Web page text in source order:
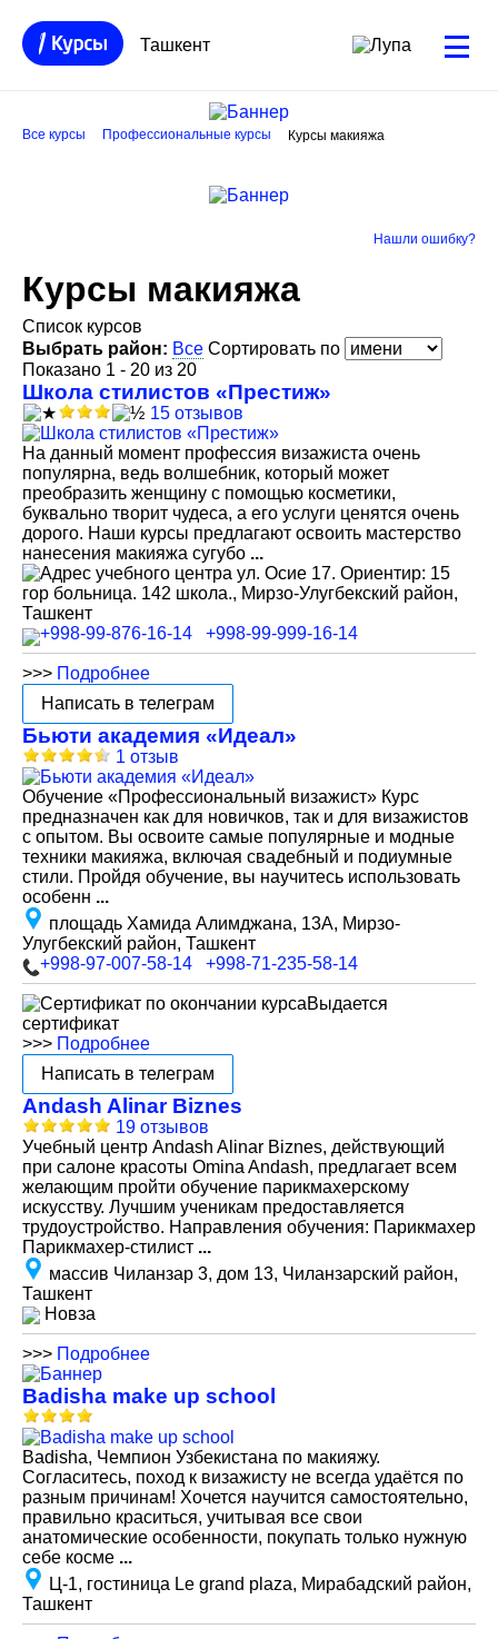
Ташкент
Все курсы Профессиональные курсы Курсы макияжа
Нашли ошибку?
Курсы макияжа
Список курсов
Выбрать район: Все Сортировать по
Показано 1 - 20 из 20
Школа стилистов «Престиж»
15 отзывов
На данный момент профессия визажиста очень
популярна, ведь волшебник, который может
преобразить женщину с помощью косметики,
буквально творит чудеса, а его услуги ценятся очень
дорого. Наши курсы предлагают освоить мастерство
нанесения макияжа сугубо ...
ул. Осие 17. Ориентир: 15
гор больница. 142 школа., Мирзо-Улугбекский район,
Ташкент
+998-99-876-16-14
+998-99-999-16-14
>>> Подробнее
Написать в телеграм
Бьюти академия «Идеал»
1 отзыв
Обучение «Профессиональный визажист» Курс
предназначен как для новичков, так и для визажистов
с опытом. Вы освоите самые популярные и модные
техники макияжа, включая свадебный и подиумные
стили. Пройдя обучение, вы научитесь использовать
особенн ...
площадь Хамида Алимджана, 13А, Мирзо-
Улугбекский район, Ташкент
+998-97-007-58-14
+998-71-235-58-14
Выдается
сертификат
>>> Подробнее
Написать в телеграм
Andash Alinar Biznes
19 отзывов
Учебный центр Andash Alinar Biznes, действующий
при салоне красоты Omina Andash, предлагает всем
желающим пройти обучение парикмахерскому
искусству. Лучшим ученикам предоставляется
трудоустройство. Направления обучения: Парикмахер
Парикмахер-стилист ...
массив Чиланзар 3, дом 13, Чиланзарский район,
Ташкент
Новза
>>> Подробнее
Badisha make up school
Badisha, Чемпион Узбекистана по макияжу.
Согласитесь, поход к визажисту не всегда удаётся по
разным причинам! Хочется научится самостоятельно,
правильно краситься, учитывая все свои
анатомические особенности, покупать только нужную
себе косме ...
Ц-1, гостиница Le grand plaza, Мирабадский район,
Ташкент